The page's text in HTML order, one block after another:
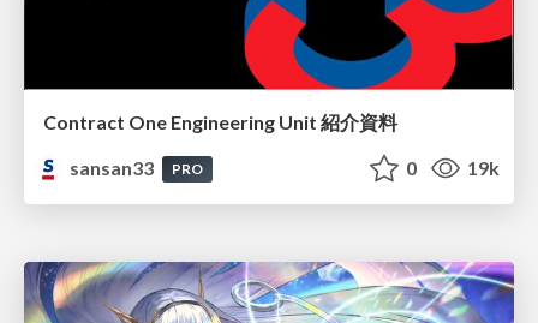
Contract One Engineering Unit 紹介資料
sansan33
PRO 0 19k